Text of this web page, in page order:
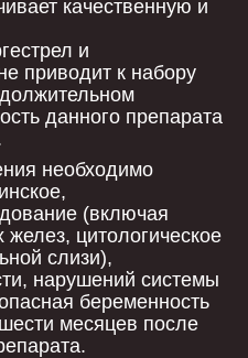
качественную и
и
приводит к набору
данного препарата
необходимо
(включая
цитологическое
слизи),
нарушений системы
беременность
месяцев после